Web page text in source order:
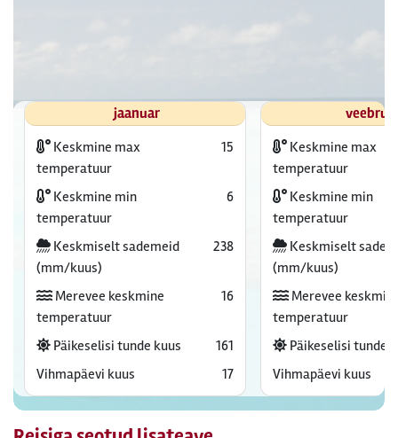
jaanuar
Keskmine max
temperatuur
15
Keskmine min
temperatuur
6
Keskmiselt sademeid
(mm/kuus)
238
Merevee keskmine
temperatuur
16
Päikeselisi tunde kuus
161
Vihmapäevi kuus
17
Keskmine max
temperatuur
Keskmine min
temperatuur
Keskmiselt
(mm/kuus)
Merevee
temperatuur
Päikeselisi tunde
Vihmapäevi kuus